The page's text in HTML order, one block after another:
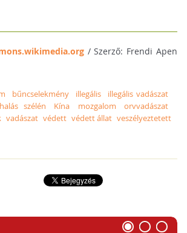
/ Szerző: Frendi Apen
bűncselekmény illegális
illegális vadászat
szélén Kína mozgalom
orvvadászat
vadászat védett védett állat veszélyeztetett